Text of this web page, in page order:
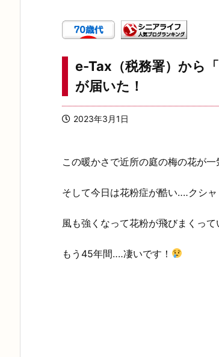
e-Tax（税務署）から
が届いた！
2023年3月1日
この暖かさで近所の庭の梅の花が
そして今日は花粉症が酷い‥‥クシ
風も強くなって花粉が飛びまくって
もう45年間‥‥凄いです！